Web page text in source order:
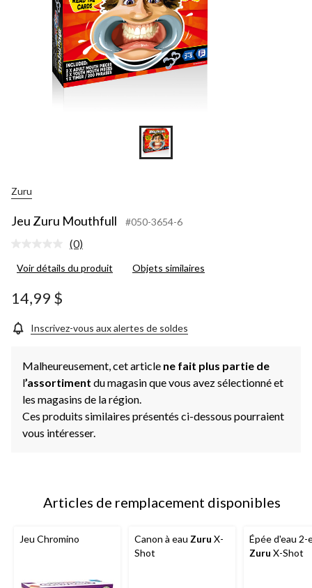
Zuru
Jeu Zuru Mouthfull #050-3654-6
Aucune
pour
la
même
(0)
Voir détails du produit Objets similaires
14,99 $
Inscrivez-vous aux alertes de soldes
Malheureusement, cet article ne fait plus partie de
l’assortiment du magasin que vous avez sélectionné et
les magasins de la région.
Ces produits similaires présentés ci-dessous pourraient
vous intéresser.
Articles de remplacement disponibles
Jeu Chromino Canon à eau Zuru X-
Shot
Épée d'eau 2-
Zuru X-Shot